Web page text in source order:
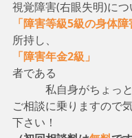
視覚障害(右眼失明)に
「障害等級5級の身体障
所持し、
「障害年金2級」
の
者である
私自身がちょっと
ご相談に乗りますので
下さい！